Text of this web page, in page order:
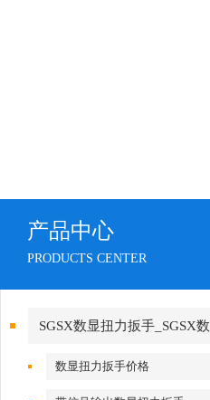
产品中心
PRODUCTS CENTER
SGSX数显扭力扳手_SGSX数
显扭力扳手
数显扭力扳手价格